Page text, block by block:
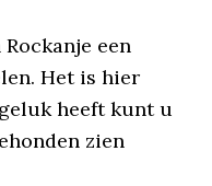
een
Het is hier
heeft kunt u
zien